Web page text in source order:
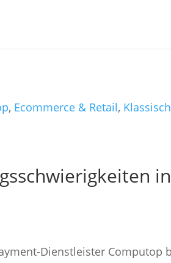
, Ecommerce & Retail,
Dienstleister